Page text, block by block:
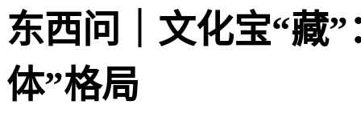
东西问｜文化宝“藏
体”格局